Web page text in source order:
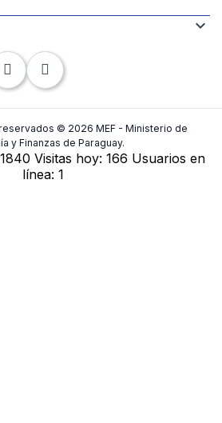
República
expand_more
Paraguay
© 2026 MEF - Ministerio de
y Finanzas de Paraguay.
Visitas hoy: 166 Usuarios en
línea: 1